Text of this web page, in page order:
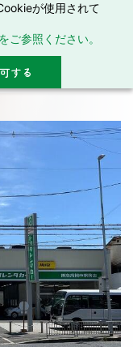
が使用されて
ご参照ください。
する
前店 トヨタ